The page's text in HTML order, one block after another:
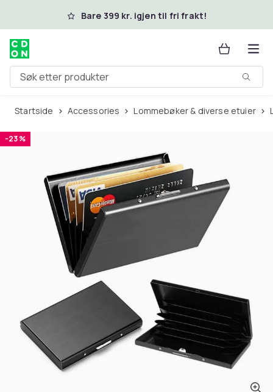
Hopp til hovedinnholdBare 399 kr. igjen til fri frakt!
Søk etter produkter
Startside Accessories Lommebøker & diverse etuier
-23 %